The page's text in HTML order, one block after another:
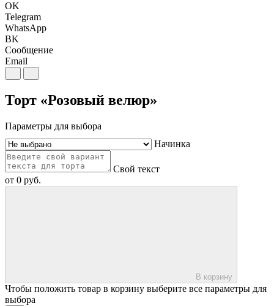
OK
Telegram
WhatsApp
BK
Сообщение
Email
Торт «Розовый велюр»
Параметры для выбора
Начинка
Свой текст
от 0 руб.
В корзину
Чтобы положить товар в корзину выберите все параметры для
выбора